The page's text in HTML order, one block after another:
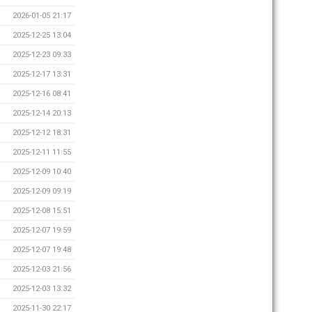
2026-01-05 21:17
2025-12-25 13:04
2025-12-23 09:33
2025-12-17 13:31
2025-12-16 08:41
2025-12-14 20:13
2025-12-12 18:31
2025-12-11 11:55
2025-12-09 10:40
2025-12-09 09:19
2025-12-08 15:51
2025-12-07 19:59
2025-12-07 19:48
2025-12-03 21:56
2025-12-03 13:32
2025-11-30 22:17